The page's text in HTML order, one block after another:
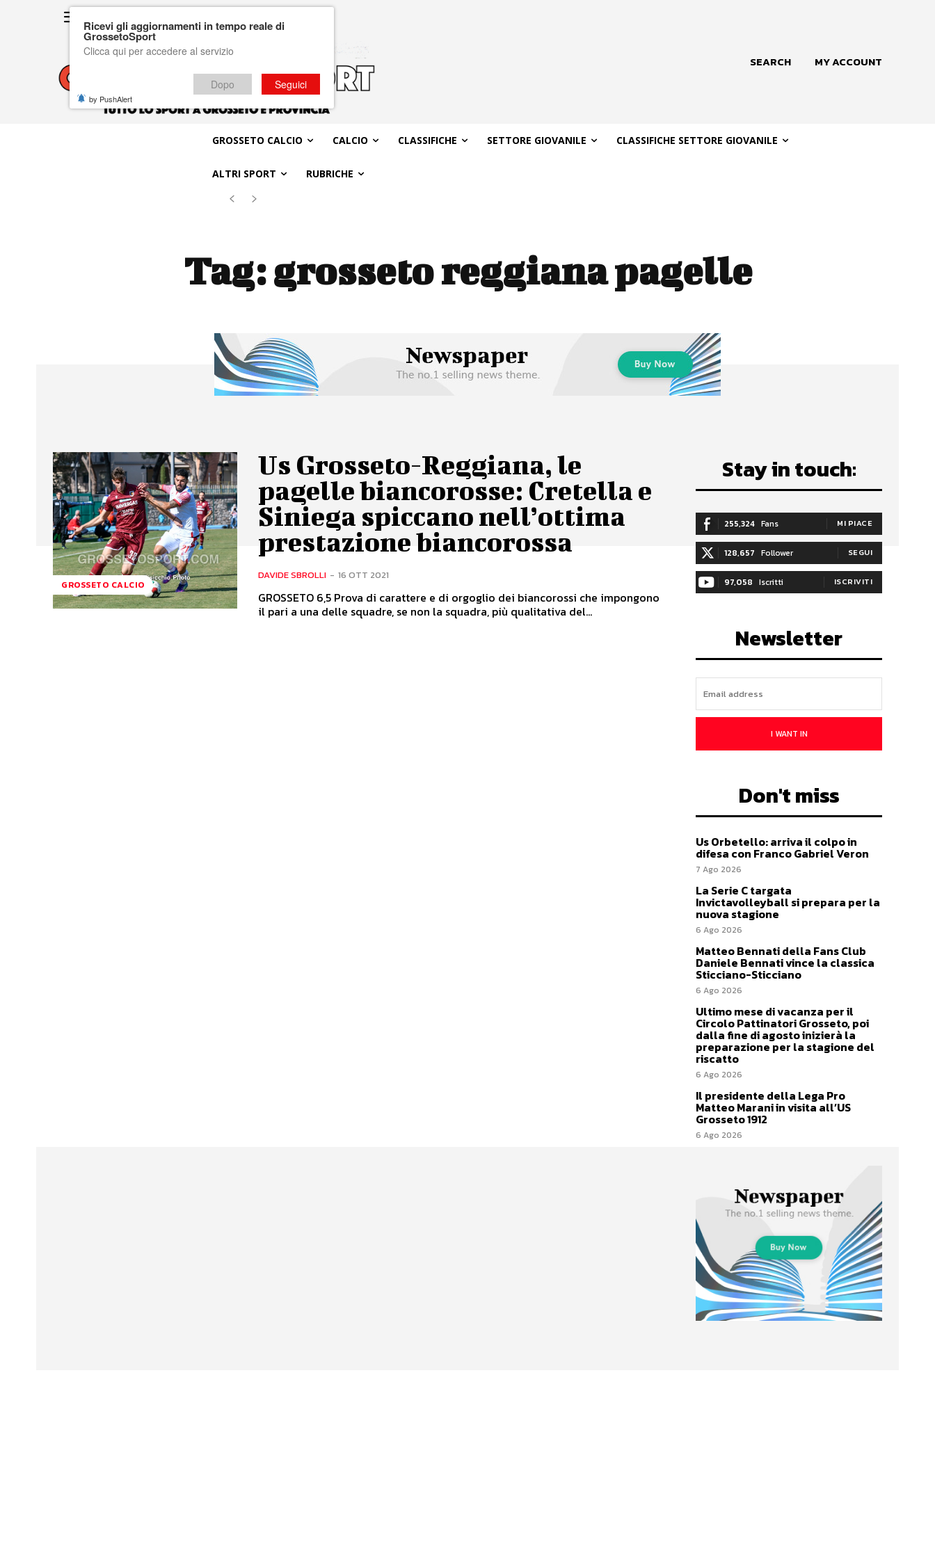
SEARCH MY ACCOUNT
GROSSETO CALCIO CALCIO CLASSIFICHE SETTORE GIOVANILE CLASSIFICHE SETTORE GIOVANILE
ALTRI SPORT RUBRICHE
Tag:grosseto reggiana pagelle
GROSSETO CALCIO
Us Grosseto-Reggiana, le
pagelle biancorosse: Cretella e
Siniega spiccano nell’ottima
prestazione biancorossa
DAVIDE SBROLLI - 16 OTT 2021
GROSSETO 6,5 Prova di carattere e di orgoglio dei biancorossi che impongono
il pari a una delle squadre, se non la squadra, più qualitativa del...
Stay in touch:
255,324 Fans MI PIACE
128,657 Follower SEGUI
97,058 Iscritti ISCRIVITI
Newsletter
I WANT IN
Don't miss
Us Orbetello: arriva il colpo in
difesa con Franco Gabriel Veron
7 Ago 2026
La Serie C targata
Invictavolleyball si prepara per la
nuova stagione
6 Ago 2026
Matteo Bennati della Fans Club
Daniele Bennati vince la classica
Sticciano-Sticciano
6 Ago 2026
Ultimo mese di vacanza per il
Circolo Pattinatori Grosseto, poi
dalla fine di agosto inizierà la
preparazione per la stagione del
riscatto
6 Ago 2026
Il presidente della Lega Pro
Matteo Marani in visita all’US
Grosseto 1912
6 Ago 2026
Ricevi gli aggiornamenti in tempo reale di
GrossetoSport
Clicca qui per accedere al servizio
Dopo Seguici
by PushAlert